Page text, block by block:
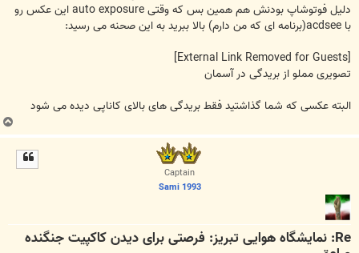
دلیل فوتوشاپ بودنش هم همین بس که وقتی auto exposure این عکس رو
با acdsee(برنامه ای که من دارم) بالا ببرید به این صحنه می رسید:
تصویری مملو از بریدگی در آسمان
البته عکسی که شما گذاشتید فقط بریدگی های بالای کاناپی دیده می شود
ب
ا
Captain
Sami 1993
Re: نمایشگاه هوایی تبریز: فرصتی برای دیدن کاکپیت جنگنده